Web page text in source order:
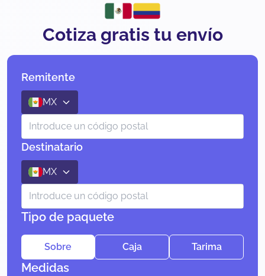
Cotiza gratis tu envío
Remitente
MX
Destinatario
MX
Tipo de paquete
Sobre Caja Tarima
Medidas